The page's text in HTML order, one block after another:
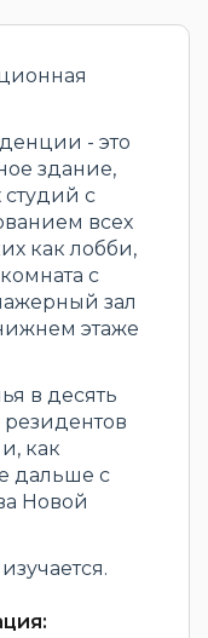
- это
здание,
студий с
всех
как лобби,
с
зал
этаже
в десять
как
дальше с
Новой